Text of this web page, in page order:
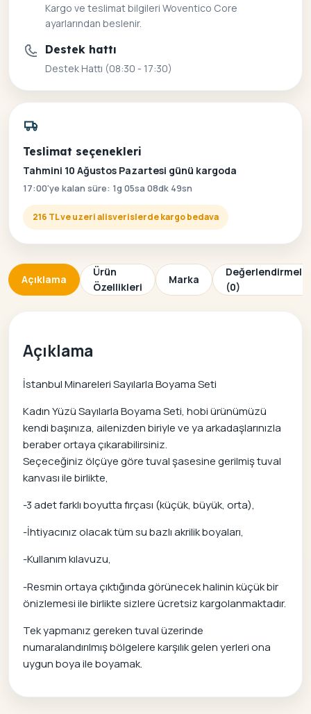
Kargo ve teslimat bilgileri Woventico Core
ayarlarından beslenir.
Destek hattı
Destek Hattı (08:30 - 17:30)
Teslimat seçenekleri
Tahmini 10 Ağustos Pazartesi günü kargoda
17:00'ye kalan süre: 1g 05sa 08dk 49sn
216 TL ve uzeri alisverislerde kargo bedava
Açıklama
Ürün
Özellikleri
Marka
(0)
Açıklama
İstanbul Minareleri Sayılarla Boyama Seti
Kadın Yüzü Sayılarla Boyama Seti, hobi ürünümüzü
kendi başınıza, ailenizden biriyle ve ya arkadaşlarınızla
beraber ortaya çıkarabilirsiniz.
Seçeceğiniz ölçüye göre tuval şasesine gerilmiş tuval
kanvası ile birlikte,
-3 adet farklı boyutta fırçası (küçük, büyük, orta),
-İhtiyacınız olacak tüm su bazlı akrilik boyaları,
-Kullanım kılavuzu,
-Resmin ortaya çıktığında görünecek halinin küçük bir
önizlemesi ile birlikte sizlere ücretsiz kargolanmaktadır.
Tek yapmanız gereken tuval üzerinde
numaralandırılmış bölgelere karşılık gelen yerleri ona
uygun boya ile boyamak.